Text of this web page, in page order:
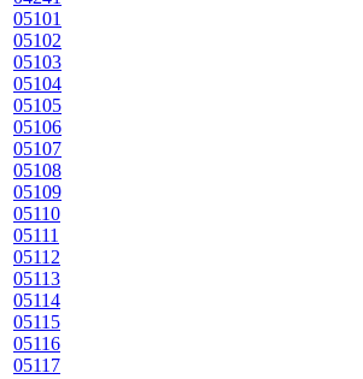
05101
05102
05103
05104
05105
05106
05107
05108
05109
05110
05111
05112
05113
05114
05115
05116
05117